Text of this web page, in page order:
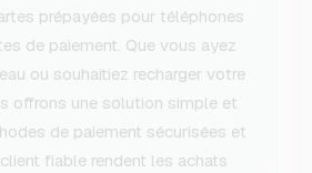
prépayées pour téléphones
de paiement. Que vous ayez
ou souhaitiez recharger votre
offrons une solution simple et
de paiement sécurisées et
fiable rendent les achats